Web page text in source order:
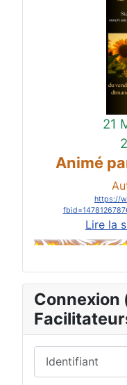
21
Animé
https://
Lire la
Connexion